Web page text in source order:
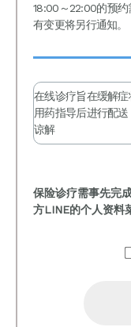
18:00～22:00的预
有变更将另行通知。
在线诊疗旨在缓解
用药指导后进行配
谅解
保险诊疗需事先完
方LINE的个人资料